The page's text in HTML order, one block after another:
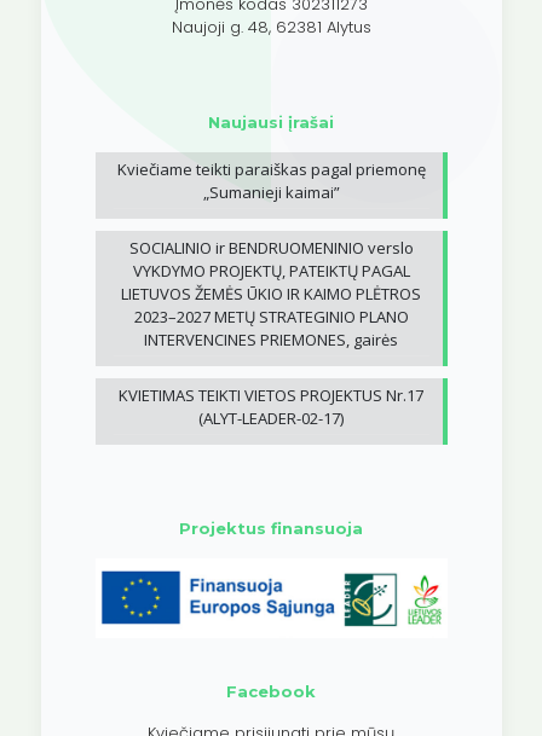
Naujoji g. 48, 62381 Alytus
Naujausi įrašai
Kviečiame teikti paraiškas pagal priemonę
„Sumanieji kaimai”
SOCIALINIO ir BENDRUOMENINIO verslo
VYKDYMO PROJEKTŲ, PATEIKTŲ PAGAL
LIETUVOS ŽEMĖS ŪKIO IR KAIMO PLĖTROS
2023–2027 METŲ STRATEGINIO PLANO
INTERVENCINES PRIEMONES, gairės
KVIETIMAS TEIKTI VIETOS PROJEKTUS Nr.17
(ALYT-LEADER-02-17)
Projektus finansuoja
Facebook